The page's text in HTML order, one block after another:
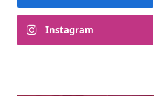
Instagram